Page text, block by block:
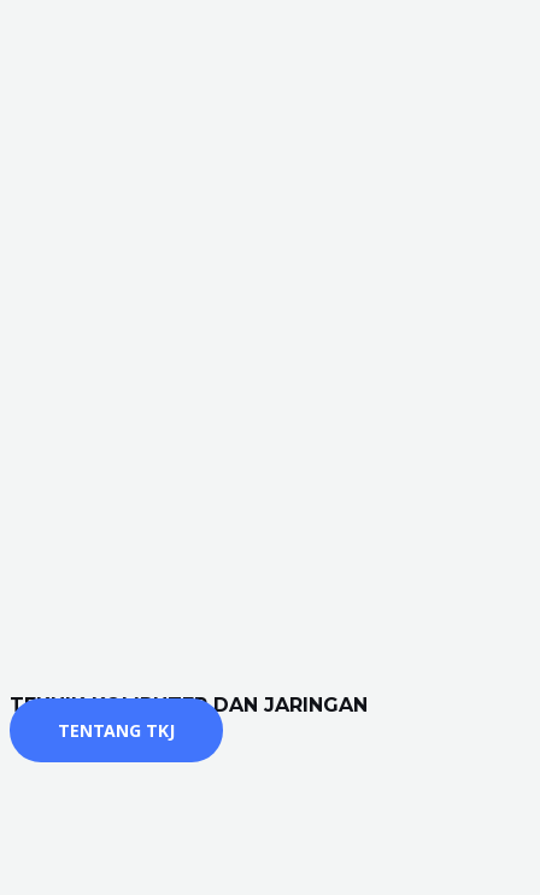
TEKNIK KOMPUTER DAN JARINGAN
TENTANG TKJ